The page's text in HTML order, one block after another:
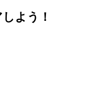
よう！